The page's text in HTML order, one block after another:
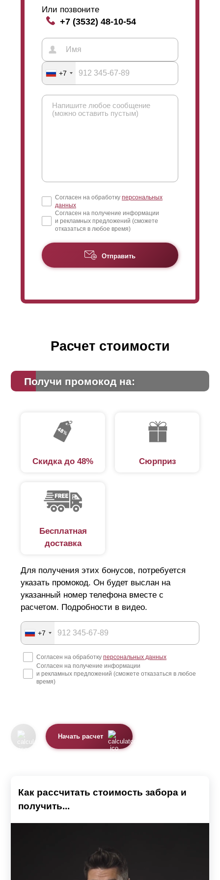
ставят, например, между двух участков или в других
случаях, когда необходим презентабельный вид с
соответственно, имеет лицевую сторону (для улицы)
и изнаночную (для двора). Так можно сэкономить,
потому что стали на односторонний забор требуется
меньше (см. рисунок профиля).
Или позвоните
+7 (3532) 48-10-54
+7
Согласен на обработку персональных
данных
Согласен на получение информации
и рекламных предложений (сможете
отказаться в любое время)
Отправить
Расчет стоимости
Получи промокод на:
Скидка до 48% Сюрприз
Бесплатная
доставка
Для получения этих бонусов, потребуется
указать промокод. Он будет выслан на
указанный номер телефона вместе с
расчетом. Подробности в видео.
+7
Согласен на обработку персональных данных
Согласен на получение информации
и рекламных предложений (сможете отказаться в любое
время)
Начать расчет
Как рассчитать стоимость забора и
получить...